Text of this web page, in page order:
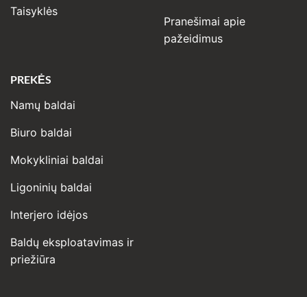
Taisyklės
Pranešimai apie
pažeidimus
PREKĖS
Namų baldai
Biuro baldai
Mokykliniai baldai
Ligoninių baldai
Interjero idėjos
Baldų eksploatavimas ir
priežiūra